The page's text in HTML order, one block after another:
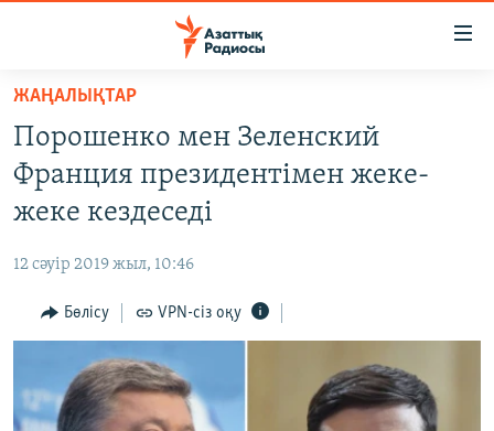
Skip
main
content
Skip
to
main
Navigation
to
САЯСАТ
AZATTYQTV
АДАМ ҚҰҚЫҚТАРЫ
ӘЛЕУМЕТ
АРНАЙЫ ЖОБАЛАР
ЖАҢАЛЫҚТАР
Порошенко мен Зеленский
Франция президентімен жеке-
жеке кездеседі
12 сәуір 2019 жыл, 10:46
Бөлісу VPN-сіз оқу